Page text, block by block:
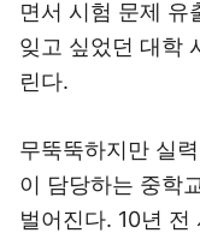
면서 시험 문제 유
잊고 싶었던 대학
린다.
무뚝뚝하지만 실
이 담당하는 중학
벌어진다. 10년 전